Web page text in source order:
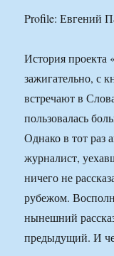
Profile: Евгений
История
зажигательно, с
встречают в
пользовалась
Однако в тот раз
журналист,
ничего не
рубежом.
нынешний
предыдущий. И